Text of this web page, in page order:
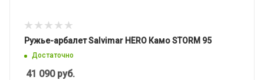
Ружье-арбалет Salvimar HERO Камо STORM 95
Достаточно
41 090руб.